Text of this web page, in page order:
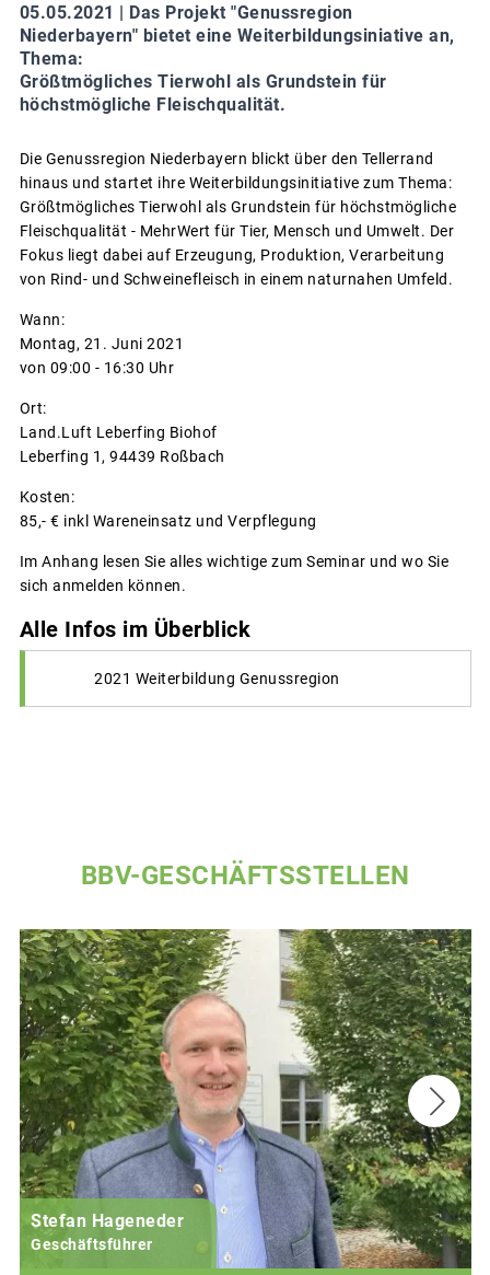
05.05.2021 | Das Projekt "Genussregion
Niederbayern" bietet eine Weiterbildungsiniative an,
Thema:
Größtmögliches Tierwohl als Grundstein für
höchstmögliche Fleischqualität.
Die Genussregion Niederbayern blickt über den Tellerrand
hinaus und startet ihre Weiterbildungsinitiative zum Thema:
Größtmögliches Tierwohl als Grundstein für höchstmögliche
Fleischqualität - MehrWert für Tier, Mensch und Umwelt. Der
Fokus liegt dabei auf Erzeugung, Produktion, Verarbeitung
von Rind- und Schweinefleisch in einem naturnahen Umfeld.
Wann:
Montag, 21. Juni 2021
von 09:00 - 16:30 Uhr
Ort:
Land.Luft Leberfing Biohof
Leberfing 1, 94439 Roßbach
Kosten:
85,- € inkl Wareneinsatz und Verpflegung
Im Anhang lesen Sie alles wichtige zum Seminar und wo Sie
sich anmelden können.
Alle Infos im Überblick
2021 Weiterbildung Genussregion
BBV-GESCHÄFTSSTELLEN
Stefan Hageneder
Geschäftsführer